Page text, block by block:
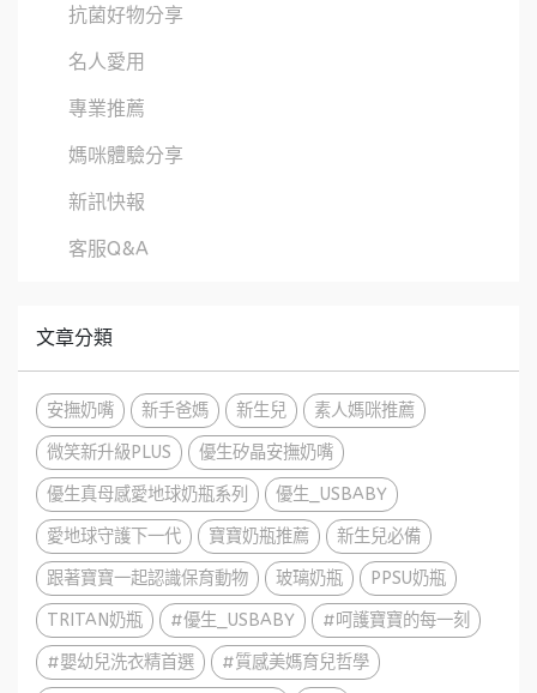
抗菌好物分享
名人愛用
專業推薦
媽咪體驗分享
新訊快報
客服Q&A
文章分類
安撫奶嘴 新手爸媽 新生兒 素人媽咪推薦
微笑新升級PLUS 優生矽晶安撫奶嘴
優生真母感愛地球奶瓶系列 優生_USBABY
愛地球守護下一代 寶寶奶瓶推薦 新生兒必備
跟著寶寶一起認識保育動物 玻璃奶瓶 PPSU奶瓶
TRITAN奶瓶 #優生_USBABY #呵護寶寶的每一刻
#嬰幼兒洗衣精首選 #質感美媽育兒哲學